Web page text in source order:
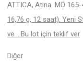
ATTICA, Atina. MÖ
16,76 g, 12 saat). Yeni
ve … Bu lot için teklif ver
Diğer